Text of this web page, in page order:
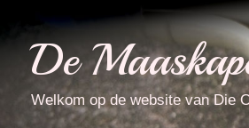
inhoudDe
Welkom op de website van Die